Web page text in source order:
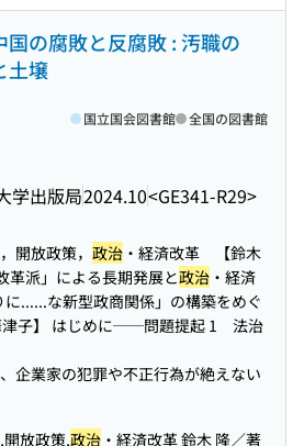
国の腐敗と反腐敗 : 汚職の
土壌
学出版局2024.10<GE341-R29>
国立国会図書館 全国の図書館
開放政策， 政治 ・経済改革 【鈴木
革派」による長期発展と政治 ・経済
に......な新型政商関係」の構築をめぐ
子】 はじめに──問題提起 1 法治
企業家の犯罪や不正行為が絶えない
放政策,政治 ・経済改革 鈴木 隆／著